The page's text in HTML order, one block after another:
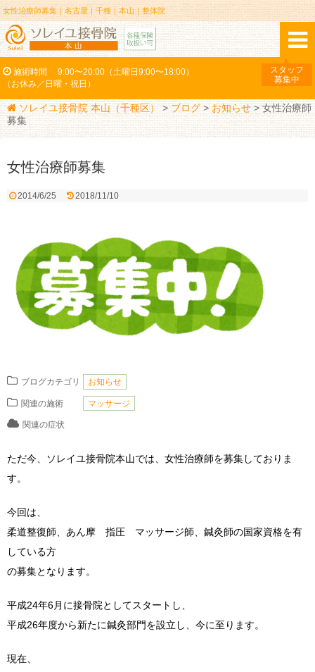
女性治療師募集｜名古屋｜千種｜本山｜整体院
施術時間
9:00〜20:00（土曜日9:00〜18:00）
（お休み／日曜・祝日）
スタッフ
募集中
ソレイユ接骨院 本山（千種区） > ブログ > お知らせ >女性治療師
募集
女性治療師募集
2014/6/25 2018/11/10
ブログカテゴリ お知らせ
関連の施術 マッサージ
関連の症状
ただ今、ソレイユ接骨院本山では、女性治療師を募集しておりま
す。
今回は、
柔道整復師、あん摩 指圧 マッサージ師、鍼灸師の国家資格を有
している方
の募集となります。
平成24年6月に接骨院としてスタートし、
平成26年度から新たに鍼灸部門を設立し、今に至ります。
現在、